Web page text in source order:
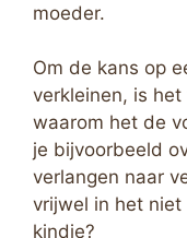
moeder.
Om de kans op
verkleinen, is
waarom het de
je bijvoorbeeld
verlangen naar
vrijwel in het niet
kindje?